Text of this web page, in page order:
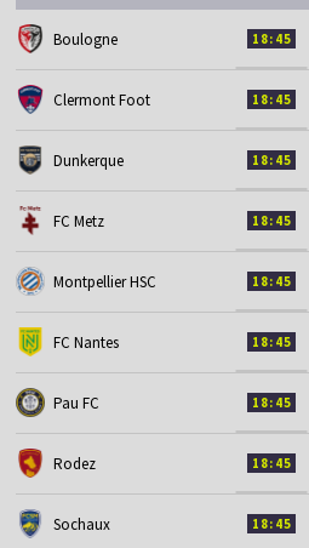
Boulogne 18:45
Clermont Foot 18:45
Dunkerque 18:45
FC Metz 18:45
Montpellier HSC 18:45
FC Nantes 18:45
Pau FC 18:45
Rodez 18:45
Sochaux 18:45